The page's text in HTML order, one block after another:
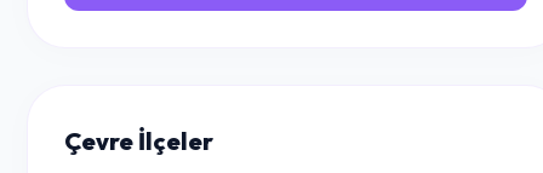
Çevre İlçeler